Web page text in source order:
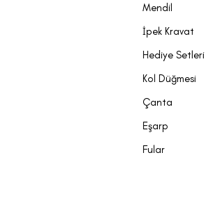
Mendil
İpek Kravat
Hediye Setleri
Kol Düğmesi
Çanta
Eşarp
Fular